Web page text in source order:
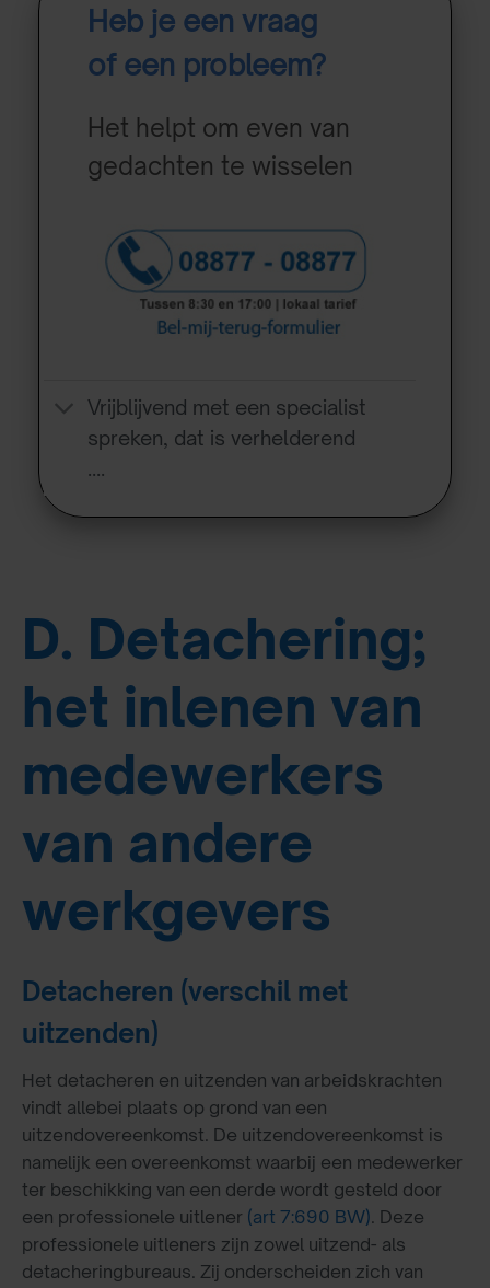
Heb je een vraag
of een probleem?
Het helpt om even van
gedachten te wisselen
Vrijblijvend met een specialist
spreken, dat is verhelderend
….
D. Detachering;
het inlenen van
medewerkers
van andere
werkgevers
Detacheren (verschil met
uitzenden)
Het detacheren en uitzenden van arbeidskrachten
vindt allebei plaats op grond van een
uitzendovereenkomst. De uitzendovereenkomst is
namelijk een overeenkomst waarbij een medewerker
ter beschikking van een derde wordt gesteld door
een professionele uitlener (art 7:690 BW). Deze
professionele uitleners zijn zowel uitzend- als
detacheringbureaus. Zij onderscheiden zich van